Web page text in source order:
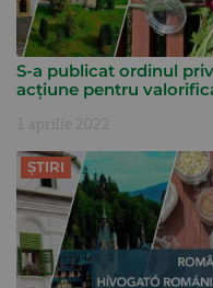
S-a publicat ordinul
acțiune pentru
1 aprilie 2022
ȘTIRI